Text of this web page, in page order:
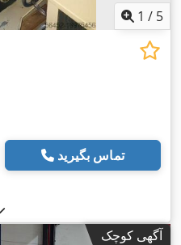
1 / 5
تماس بگیرید
آگهی کوچک